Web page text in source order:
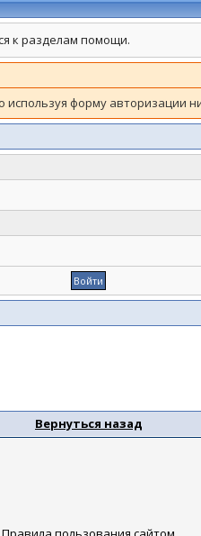
к разделам помощи.
форму авторизации
Вернуться назад